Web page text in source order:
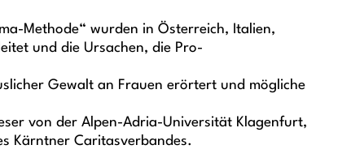
Methode“ wurden in Österreich, Italien,
und die Ursachen, die Pro-
Gewalt an Frauen erörtert und mögliche
von der Alpen-Adria-Universität Klagenfurt,
Kärntner Caritasverbandes.